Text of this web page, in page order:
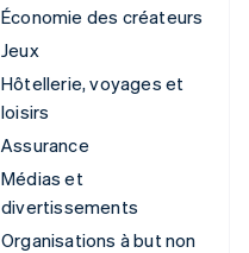
Économie des créateurs
Jeux
Hôtellerie, voyages et
loisirs
Assurance
Médias et
divertissements
Organisations à but non